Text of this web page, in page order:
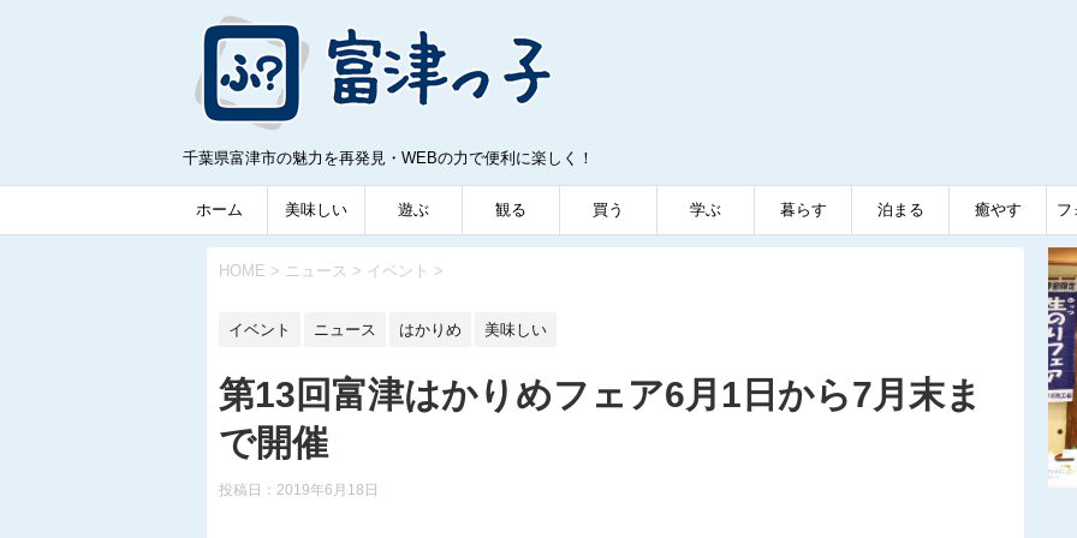
千葉県富津市の魅力を再発見・WEBの力で便利に楽しく！
ホーム 美味しい 遊ぶ 観る 買う 学ぶ 暮らす 泊まる 癒やす フ
HOME > ニュース > イベント >
イベント ニュース はかりめ 美味しい
第13回富津はかりめフェア6月1日から7月末ま
で開催
投稿日： 2019年6月18日